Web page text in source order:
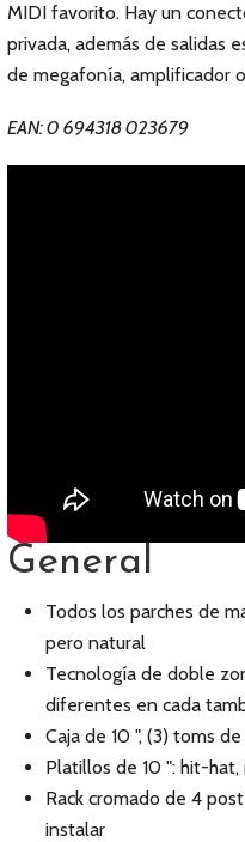
MIDI favorito. Hay un
privada, además de salidas
de megafonía, amplificador
EAN: 0 694318 023679
General
Todos los parches de
pero natural
Tecnología de doble
diferentes en cada
Caja de 10 ", (3) toms
Platillos de 10 ": hit-
Rack cromado de 4
instalar